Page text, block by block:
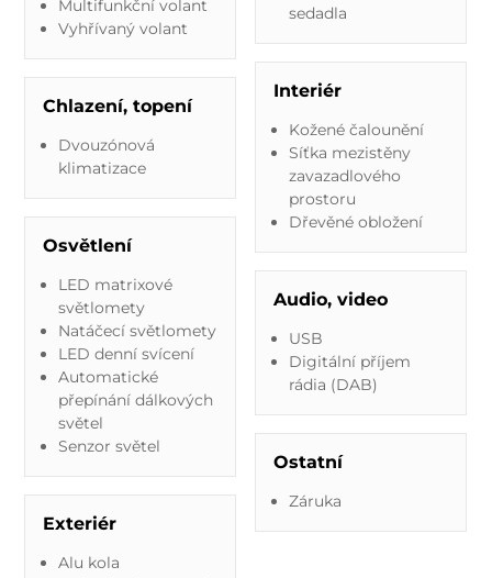
Multifunkční volant
Vyhřívaný volant
Chlazení, topení
Dvouzónová
klimatizace
Osvětlení
LED matrixové
světlomety
Natáčecí světlomety
LED denní svícení
Automatické
přepínání dálkových
světel
Senzor světel
Exteriér
Alu kola
sedadla
Interiér
Kožené čalounění
Síťka mezistěny
zavazadlového
prostoru
Dřevěné obložení
Audio, video
USB
Digitální příjem
rádia (DAB)
Ostatní
Záruka